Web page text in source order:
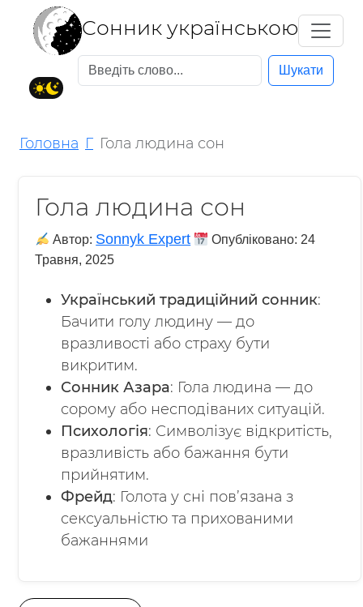
Cонник українською
Шукати
Головна Г Гола людина сон
Гола людина сон
Автор: Sonnyk Expert Опубліковано: 24
Травня, 2025
Український традиційний сонник:
Бачити голу людину — до
вразливості або страху бути
викритим.
Сонник Азара: Гола людина — до
сорому або несподіваних ситуацій.
Психологія: Символізує відкритість,
вразливість або бажання бути
прийнятим.
Фрейд: Голота у сні пов’язана з
сексуальністю та прихованими
бажаннями